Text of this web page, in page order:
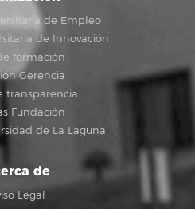
de Empleo
de Innovación
formación
Gerencia
transparencia
Fundación
de La Laguna
de
Legal